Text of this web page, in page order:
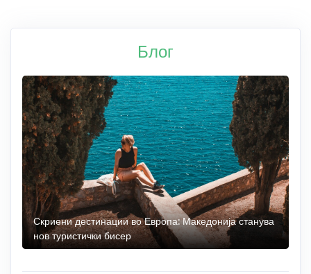
Блог
Скриени дестинации во Европа: Македонија станува
нов туристички бисер